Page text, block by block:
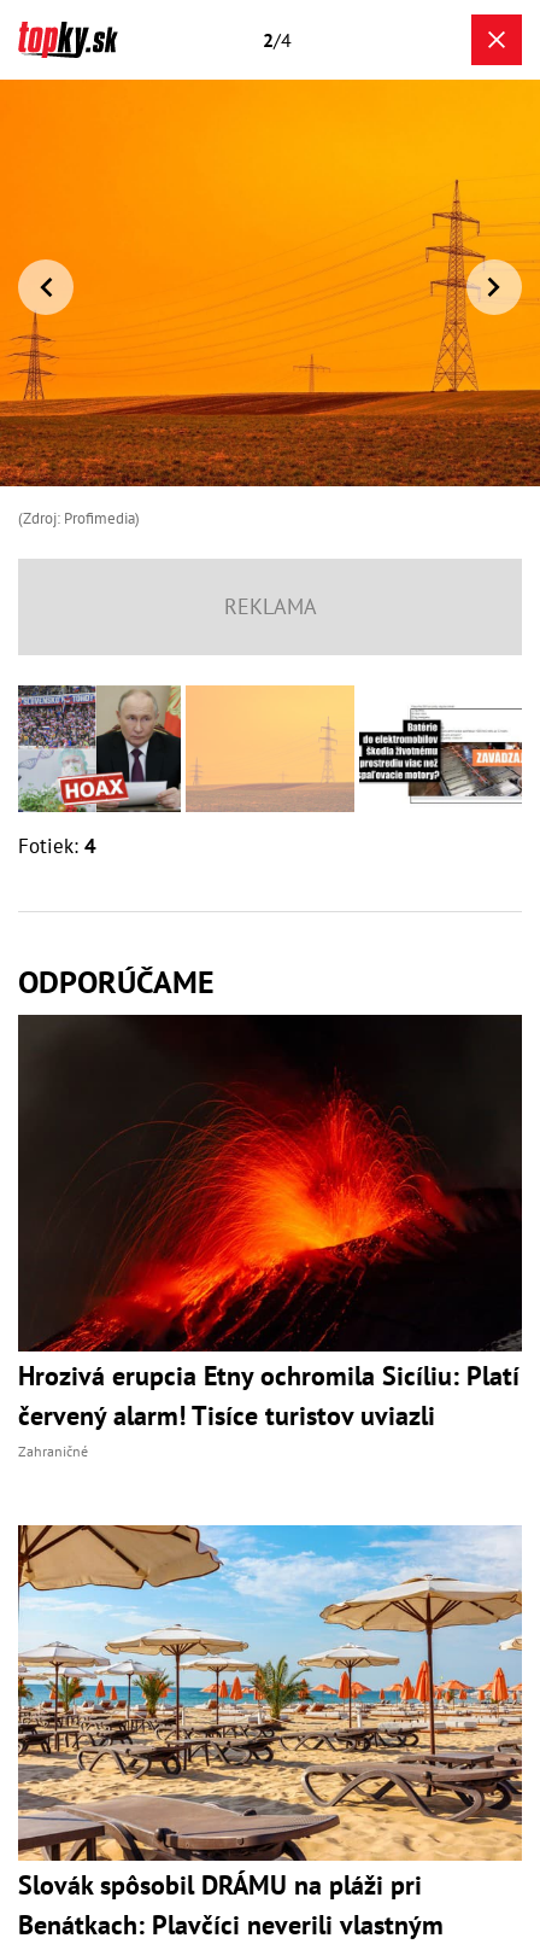
2/4
(Zdroj: Profimedia)
Fotiek: 4
ODPORÚČAME
Hrozivá erupcia Etny ochromila Sicíliu: Platí
červený alarm! Tisíce turistov uviazli
Zahraničné
Slovák spôsobil DRÁMU na pláži pri
Benátkach: Plavčíci neverili vlastným